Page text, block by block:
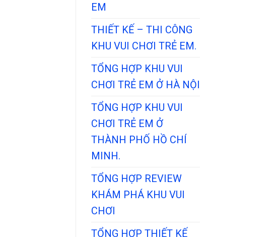
EM
THIẾT KẾ – THI CÔNG
KHU VUI CHƠI TRẺ EM.
TỔNG HỢP KHU VUI
CHƠI TRẺ EM Ở HÀ NỘI
TỔNG HỢP KHU VUI
CHƠI TRẺ EM Ở
THÀNH PHỐ HỒ CHÍ
MINH.
TỔNG HỢP REVIEW
KHÁM PHÁ KHU VUI
CHƠI
TỔNG HỢP THIẾT KẾ